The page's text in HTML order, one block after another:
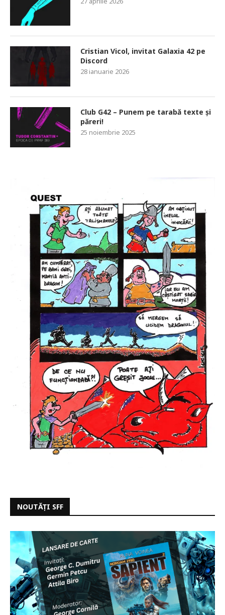
Cristian Vicol, invitat Galaxia 42 pe
Discord
28 ianuarie 2026
Club G42 – Punem pe tarabă texte și
păreri!
25 noiembrie 2025
NOUTĂȚI SFF